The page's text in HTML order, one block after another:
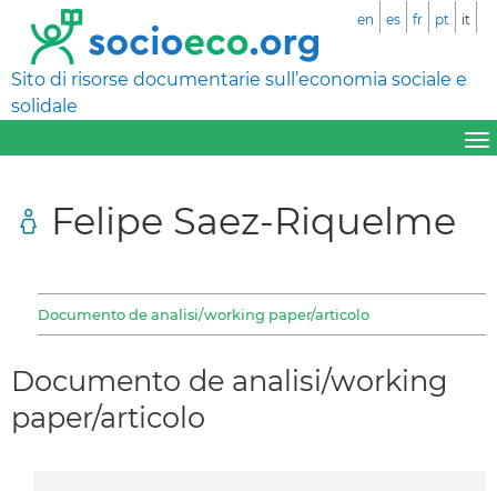
Sito di risorse documentarie sull’economia sociale e
solidale
en es fr pt it
Felipe Saez-Riquelme
Documento de analisi/working paper/articolo
Documento de analisi/working
paper/articolo